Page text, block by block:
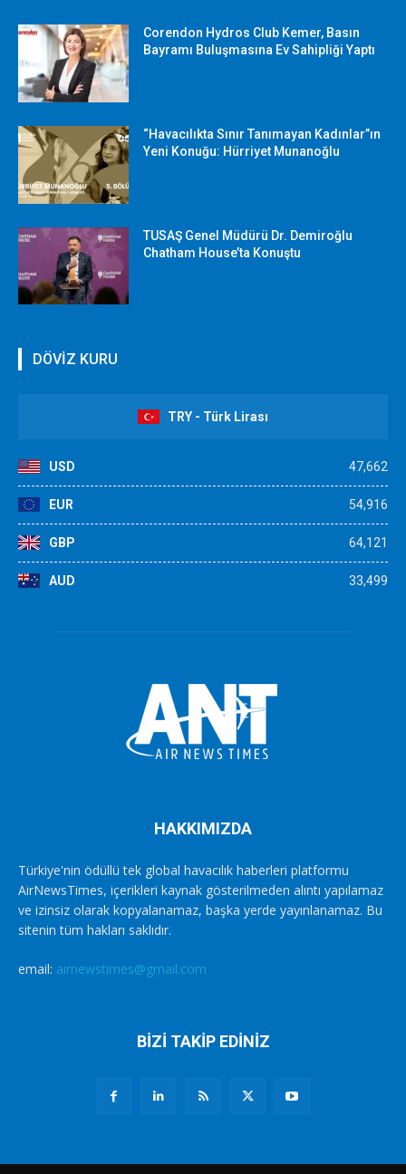
Corendon Hydros Club Kemer, Basın
Bayramı Buluşmasına Ev Sahipliği Yaptı
“Havacılıkta Sınır Tanımayan Kadınlar”ın
Yeni Konuğu: Hürriyet Munanoğlu
TUSAŞ Genel Müdürü Dr. Demiroğlu
Chatham House’ta Konuştu
DÖVİZ KURU
TRY - Türk Lirası
USD 47,662
EUR 54,916
GBP 64,121
AUD 33,499
HAKKIMIZDA
Türkiye'nin ödüllü tek global havacılık haberleri platformu
AirNewsTimes, içerikleri kaynak gösterilmeden alıntı yapılamaz
ve izinsiz olarak kopyalanamaz, başka yerde yayınlanamaz. Bu
sitenin tüm hakları saklıdır.
email: airnewstimes@gmail.com
BİZİ TAKİP EDİNİZ